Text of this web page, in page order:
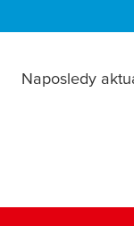
Naposledy